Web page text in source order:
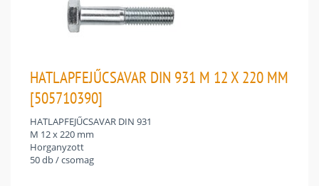
HATLAPFEJŰCSAVAR DIN 931 M 12 X 220 MM
[505710390]
HATLAPFEJŰCSAVAR DIN 931
M 12 x 220 mm
Horganyzott
50 db / csomag